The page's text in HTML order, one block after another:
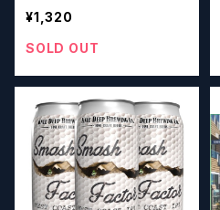
ep Uncle Dean’s Rainbo
w Sherbet【クラフトビール
シザーズ】
¥1,320
SOLD OUT